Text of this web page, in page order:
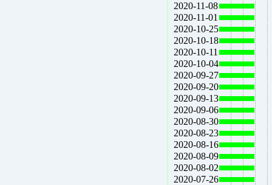
2020-11-08
2020-11-01
2020-10-25
2020-10-18
2020-10-11
2020-10-04
2020-09-27
2020-09-20
2020-09-13
2020-09-06
2020-08-30
2020-08-23
2020-08-16
2020-08-09
2020-08-02
2020-07-26